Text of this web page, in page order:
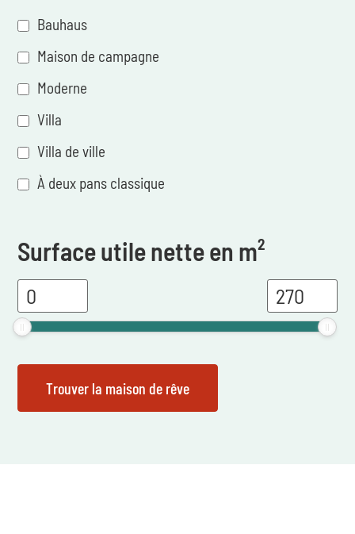
Bauhaus
Maison de campagne
Moderne
Villa
Villa de ville
À deux pans classique
Surface utile nette en m²